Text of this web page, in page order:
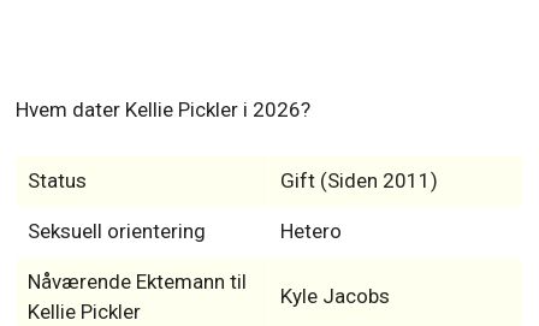
Hvem dater Kellie Pickler i 2026?
Status Gift (Siden 2011)
Seksuell orientering Hetero
Nåværende Ektemann til
Kellie Pickler
Kyle Jacobs